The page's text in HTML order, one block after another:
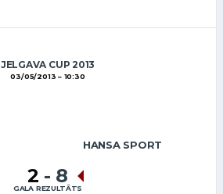
JELGAVA CUP 2013
03/05/2013 10:30
HANSA SPORT
2 - 8
GALA REZULTĀTS